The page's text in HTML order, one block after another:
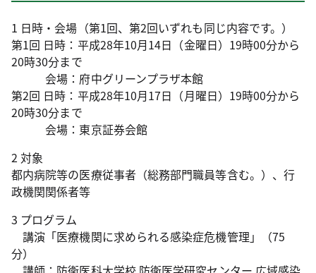
1 日時・会場（第1回、第2回いずれも同じ内容です。）
第1回 日時：平成28年10月14日（金曜日）19時00分から
20時30分まで
会場：府中グリーンプラザ本館
第2回 日時：平成28年10月17日（月曜日）19時00分から
20時30分まで
会場：東京証券会館
2 対象
都内病院等の医療従事者（総務部門職員等含む。）、行
政機関関係者等
3 プログラム
講演「医療機関に求められる感染症危機管理」（75
分）